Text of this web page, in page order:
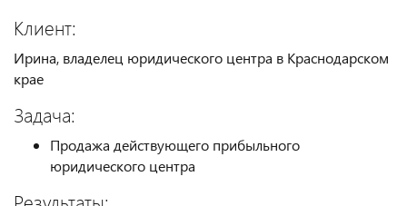
Клиент:
Ирина, владелец юридического центра в Краснодарском
крае
Задача:
Продажа действующего прибыльного
юридического центра